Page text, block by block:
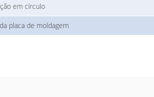
em círculo
placa de moldagem